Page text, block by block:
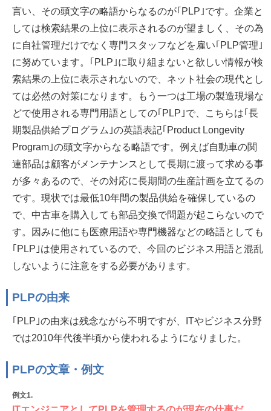
言い、その頭文字の略語からなるのが｢PLP｣です。企業と
しては検索結果の上位に表示されるのが望ましく、その為
に自社管理だけでなく専門スタッフなどを雇い｢PLP管理｣
に努めています。｢PLP｣に取り組まないと欲しい情報が検
索結果の上位に表示されないので、ネット社会の現代とし
ては必然の対策になります。もう一つは工場の製造現場な
どで使用される専門用語としての｢PLP｣で、こちらは｢長
期製品供給プログラム｣の英語表記｢Product Longevity
Program｣の頭文字からなる略語です。例えば自動車の関
連部品は顧客がメンテナンスとして長期に渡って求める事
が多々あるので、その対応に長期間の生産計画を立てるの
です。現状では最低10年間の製品供給を確保しているの
で、中古車を購入しても部品交換で問題が起こらないので
す。因みに他にも医療用語や専門機器などの略語としても
｢PLP｣は使用されているので、今回のビジネス用語と混乱
しないように注意をする必要があります。
PLPの由来
｢PLP｣の由来は残念ながら不明ですが、ITやビジネス分野
では2010年代後半頃から使われるようになりました。
PLPの文章・例文
例文1.